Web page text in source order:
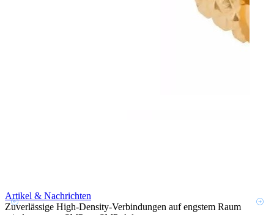
Artikel & Nachrichten
Zuverlässige High-Density-Verbindungen auf engstem Raum